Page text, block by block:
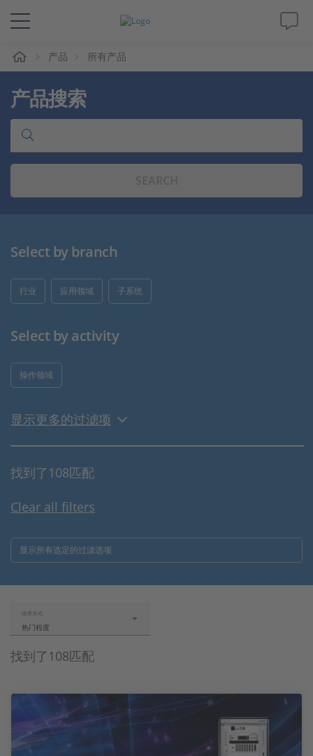
解决方案&产品
Support
视频
人才招聘
产品 所有产品
产品搜索
Select by branch
行业 应用领域 子系统
Select by activity
操作领域
显示更多的过滤项
找到了108匹配
Clear all filters
显示所有选定的过滤选项
找到了108匹配
排序方式:
热门程度